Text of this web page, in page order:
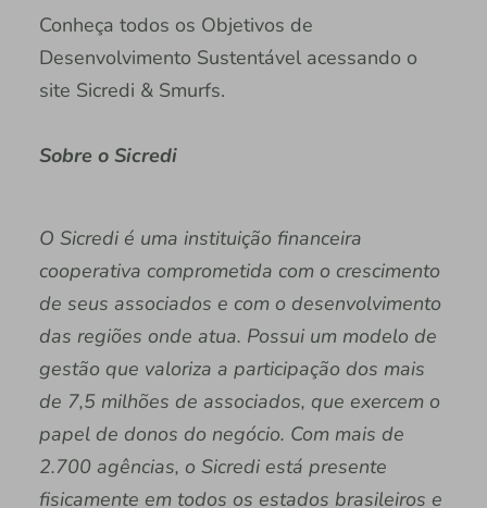
Conheça todos os Objetivos de
Desenvolvimento Sustentável acessando o
site Sicredi & Smurfs.
Sobre o Sicredi
O Sicredi é uma instituição financeira
cooperativa comprometida com o crescimento
de seus associados e com o desenvolvimento
das regiões onde atua. Possui um modelo de
gestão que valoriza a participação dos mais
de 7,5 milhões de associados, que exercem o
papel de donos do negócio. Com mais de
2.700 agências, o Sicredi está presente
fisicamente em todos os estados brasileiros e